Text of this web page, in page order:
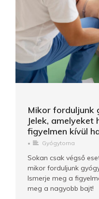
Mikor forduljunk
Jelek,
figyelmen kívül
• Gyógytorna
Sokan csak végső
mikor forduljunk
Ismerje meg a
meg a nagyobb bajt!